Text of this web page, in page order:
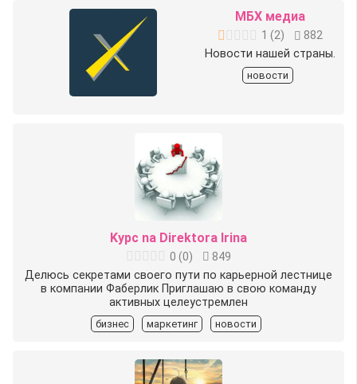
МБХ медиа
1 (2)
882
Новости нашей страны.
новости
Kypc na Direktora Irina
0 (0)
849
Делюсь секретами своего пути по карьерной лестнице
в компании Фаберлик Приглашаю в свою команду
активных целеустремлен
бизнес маркетинг новости